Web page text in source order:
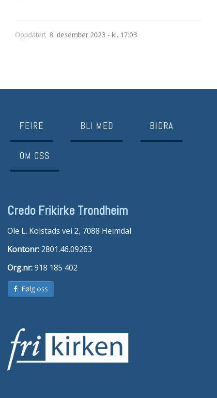
Oppdatert 8. desember 2023 - kl. 17:03
FEIRE BLI MED BIDRA
OM OSS
Credo Frikirke Trondheim
Ole L. Kolstads vei 2, 7088 Heimdal
Kontonr: 2801.46.09263
Org.nr:918 185 402
Følg oss